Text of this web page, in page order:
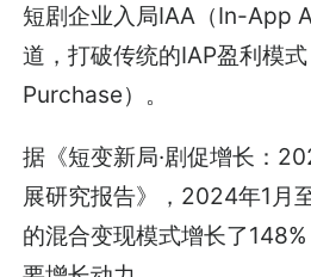
短剧企业入局IAA（In-App
道，打破传统的IAP盈利模
Purchase）。
据《短变新局·剧促增长：
展研究报告》，2024年1月
的混合变现模式增长了